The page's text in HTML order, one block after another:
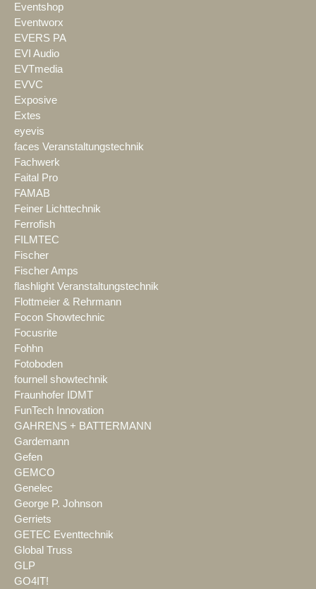
Eventshop
Eventworx
EVERS PA
EVI Audio
EVTmedia
EVVC
Exposive
Extes
eyevis
faces Veranstaltungstechnik
Fachwerk
Faital Pro
FAMAB
Feiner Lichttechnik
Ferrofish
FILMTEC
Fischer
Fischer Amps
flashlight Veranstaltungstechnik
Flottmeier & Rehrmann
Focon Showtechnic
Focusrite
Fohhn
Fotoboden
fournell showtechnik
Fraunhofer IDMT
FunTech Innovation
GAHRENS + BATTERMANN
Gardemann
Gefen
GEMCO
Genelec
George P. Johnson
Gerriets
GETEC Eventtechnik
Global Truss
GLP
GO4IT!